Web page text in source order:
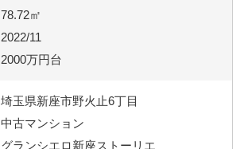
78.72㎡
2022/11
2000万円台
埼玉県新座市野火止6丁目
中古マンション
グランシエロ新座ストーリエ